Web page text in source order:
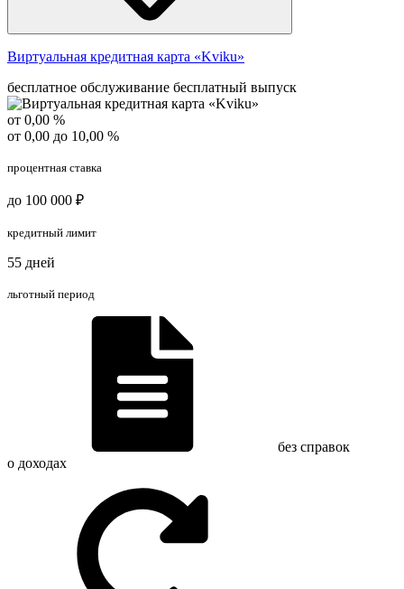
Виртуальная кредитная карта «Kviku»
бесплатное обслуживание бесплатный выпуск
от 0,00 %
от 0,00 до 10,00 %
процентная ставка
до 100 000 ₽
кредитный лимит
55 дней
льготный период
без справок
о доходах